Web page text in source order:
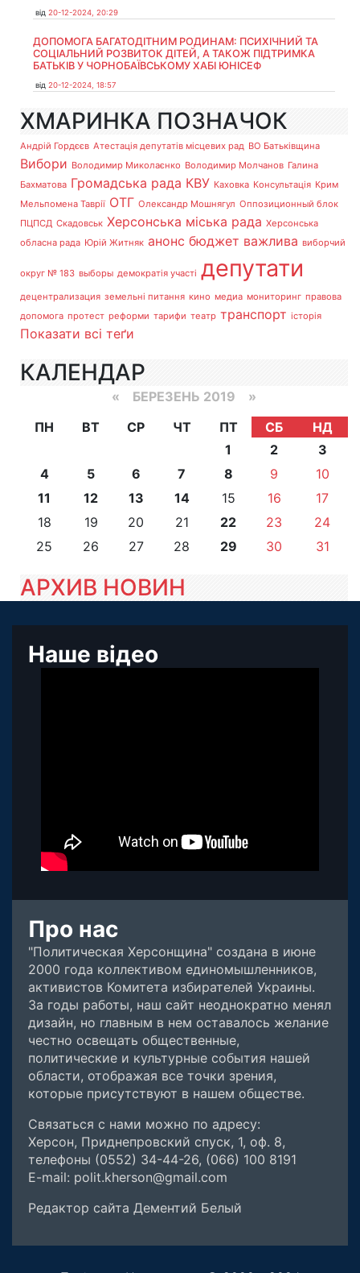
від 20-12-2024, 20:29
ДОПОМОГА БАГАТОДІТНИМ РОДИНАМ: ПСИХІЧНИЙ ТА
СОЦІАЛЬНИЙ РОЗВИТОК ДІТЕЙ, А ТАКОЖ ПІДТРИМКА
БАТЬКІВ У ЧОРНОБАЇВСЬКОМУ ХАБІ ЮНІСЕФ
від 20-12-2024, 18:57
ХМАРИНКА ПОЗНАЧОК
Андрій Гордєєв Атестація депутатів місцевих рад ВО Батьківщина
Вибори Володимир Миколаєнко Володимир Молчанов Галина
Бахматова Громадська рада КВУ Каховка Консультація Крим
Мельпомена Таврії ОТГ Олександр Мошнягул Оппозиционный блок
ПЦПСД Скадовськ Херсонська міська рада Херсонська
обласна рада Юрій Житняк анонс бюджет важлива виборчий
округ № 183 выборы демократія участі депутати
децентрализация земельні питання кино медиа мониторинг правова
допомога протест реформи тарифи театр транспорт історія
Показати всі теґи
КАЛЕНДАР
« БЕРЕЗЕНЬ 2019 »
ПН
ВТ СР ЧТ ПТ СБ
НД
1
2
3
4
5 6 7 8 9
10
11
12 13 14 15 16
17
18
19 20 21 22 23
24
25
26 27 28 29 30 31
АРХИВ НОВИН
Наше відео
Про нас
"Политическая Херсонщина" создана в июне
2000 года коллективом единомышленников,
активистов Комитета избирателей Украины.
За годы работы, наш сайт неоднократно менял
дизайн, но главным в нем оставалось желание
честно освещать общественные,
политические и культурные события нашей
области, отображая все точки зрения,
которые присутствуют в нашем обществе.
Связаться с нами можно по адресу:
Херсон, Приднепровский спуск, 1, оф. 8,
телефоны (0552) 34-44-26, (066) 100 8191
E-mail: polit.kherson@gmail.com
Редактор сайта Дементий Белый